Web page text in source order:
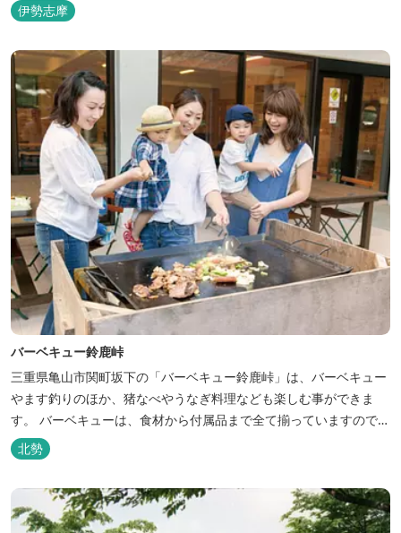
伊勢志摩
バーベキュー鈴鹿峠
三重県亀山市関町坂下の「バーベキュー鈴鹿峠」は、バーベキュー
やます釣りのほか、猪なべやうなぎ料理なども楽しむ事ができま
す。 バーベキューは、食材から付属品まで全て揃っていますので手
ぶらで楽しむ事ができますよ！釣り掘がありますので、釣ったその
場で味わえる「マス釣り」も人気です。 宿泊施設も完備していま
北勢